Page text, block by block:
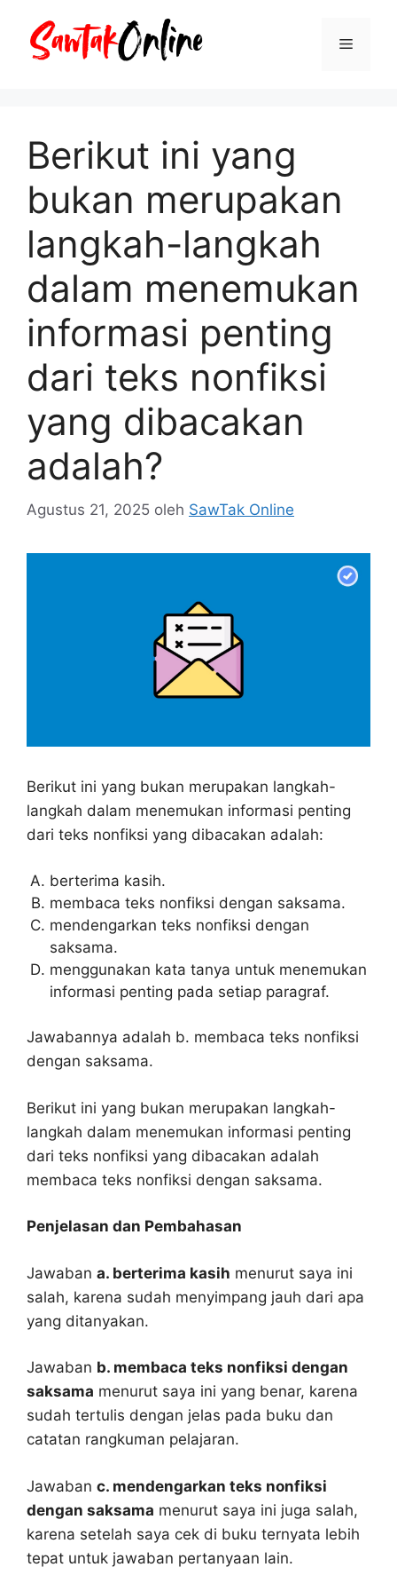
Menu
Berikut ini yang
bukan merupakan
langkah-langkah
dalam menemukan
informasi penting
dari teks nonfiksi
yang dibacakan
adalah?
Agustus 21, 2025 oleh SawTak Online
Berikut ini yang bukan merupakan langkah-
langkah dalam menemukan informasi penting
dari teks nonfiksi yang dibacakan adalah:
berterima kasih.
membaca teks nonfiksi dengan saksama.
mendengarkan teks nonfiksi dengan
saksama.
menggunakan kata tanya untuk menemukan
informasi penting pada setiap paragraf.
Jawabannya adalah b. membaca teks nonfiksi
dengan saksama.
Berikut ini yang bukan merupakan langkah-
langkah dalam menemukan informasi penting
dari teks nonfiksi yang dibacakan adalah
membaca teks nonfiksi dengan saksama.
Penjelasan dan Pembahasan
Jawaban a. berterima kasih menurut saya ini
salah, karena sudah menyimpang jauh dari apa
yang ditanyakan.
Jawaban b. membaca teks nonfiksi dengan
saksama menurut saya ini yang benar, karena
sudah tertulis dengan jelas pada buku dan
catatan rangkuman pelajaran.
Jawaban c. mendengarkan teks nonfiksi
dengan saksama menurut saya ini juga salah,
karena setelah saya cek di buku ternyata lebih
tepat untuk jawaban pertanyaan lain.